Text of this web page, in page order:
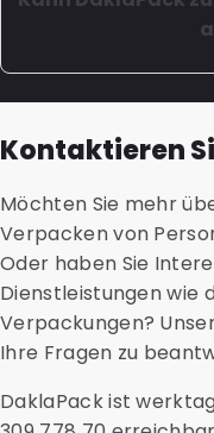
matte oder
Kapseln, Cremes,
unserem
uns nicht nur
verfügen über alle
Flüssigkeiten und
hinaus ist es möglich,
Lager zu lagern und
Fragen Sie uns nach
Kontaktieren
Möchten Sie mehr
Verpacken von
Oder haben Sie
Dienstleistungen wie
Verpackungen?
Ihre Fragen zu
DaklaPack ist